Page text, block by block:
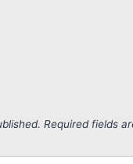
Required fields